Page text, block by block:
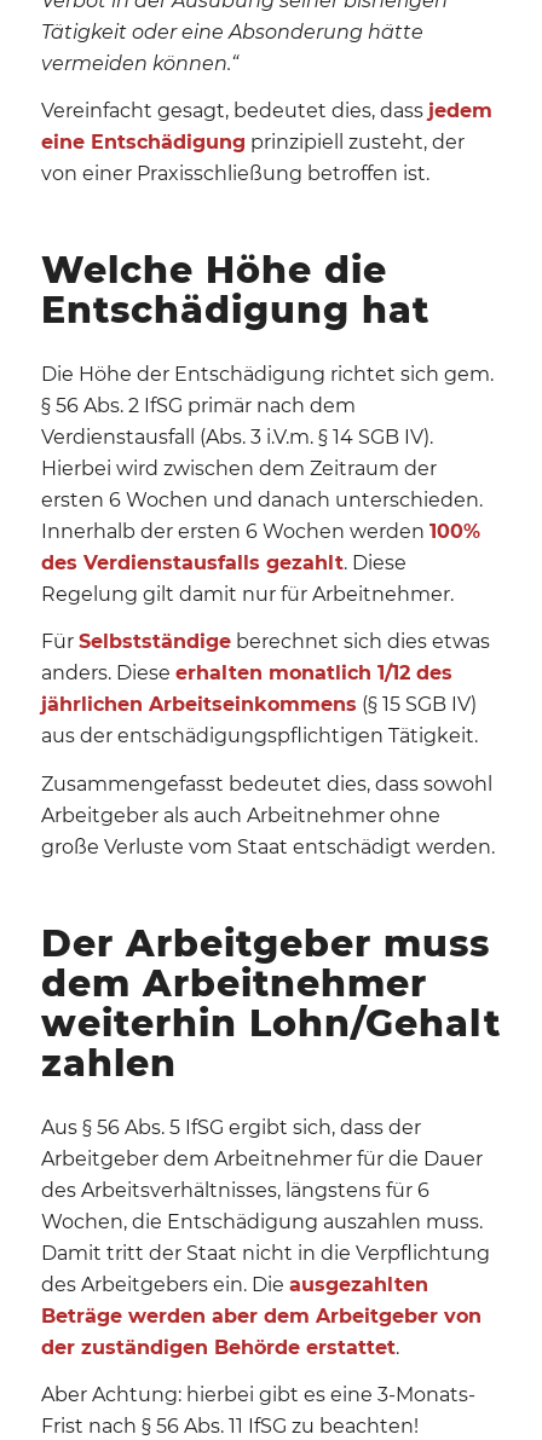
Tätigkeit oder eine Absonderung hätte
vermeiden können.“
Vereinfacht gesagt, bedeutet dies, dass jedem
eine Entschädigung prinzipiell zusteht, der
von einer Praxisschließung betroffen ist.
Welche Höhe die
Entschädigung hat
Die Höhe der Entschädigung richtet sich gem.
§ 56 Abs. 2 IfSG primär nach dem
Verdienstausfall (Abs. 3 i.V.m. § 14 SGB IV).
Hierbei wird zwischen dem Zeitraum der
ersten 6 Wochen und danach unterschieden.
Innerhalb der ersten 6 Wochen werden 100%
des Verdienstausfalls gezahlt. Diese
Regelung gilt damit nur für Arbeitnehmer.
Für Selbstständigeberechnet sich dies etwas
anders. Diese erhalten monatlich 1/12 des
jährlichen Arbeitseinkommens (§ 15 SGB IV)
aus der entschädigungspflichtigen Tätigkeit.
Zusammengefasst bedeutet dies, dass sowohl
Arbeitgeber als auch Arbeitnehmer ohne
große Verluste vom Staat entschädigt werden.
Der Arbeitgeber muss
dem Arbeitnehmer
weiterhin Lohn/Gehalt
zahlen
Aus § 56 Abs. 5 IfSG ergibt sich, dass der
Arbeitgeber dem Arbeitnehmer für die Dauer
des Arbeitsverhältnisses, längstens für 6
Wochen, die Entschädigung auszahlen muss.
Damit tritt der Staat nicht in die Verpflichtung
des Arbeitgebers ein. Die ausgezahlten
Beträge werden aber dem Arbeitgeber von
der zuständigen Behörde erstattet.
Aber Achtung: hierbei gibt es eine 3-Monats-
Frist nach § 56 Abs. 11 IfSG zu beachten!